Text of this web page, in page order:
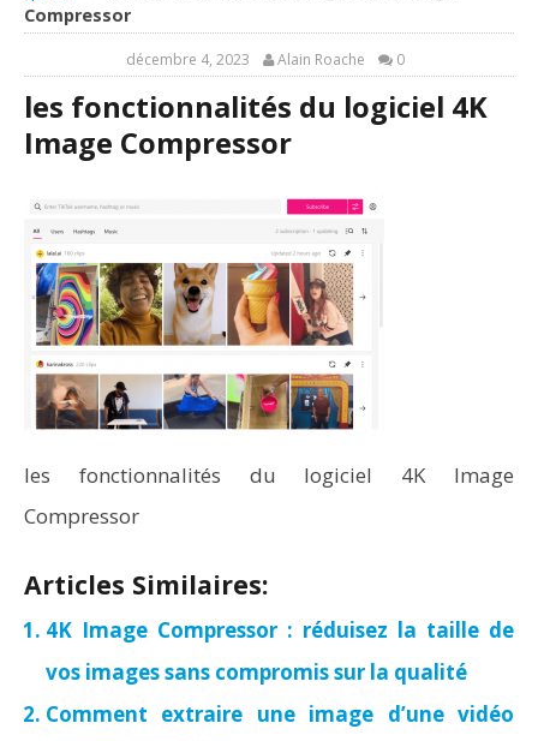
Compressor
décembre 4, 2023 Alain Roache 0
les fonctionnalités du logiciel 4K
Image Compressor
les fonctionnalités du logiciel 4K Image
Compressor
Articles Similaires:
4K Image Compressor : réduisez la taille de
vos images sans compromis sur la qualité
Comment extraire une image d’une vidéo